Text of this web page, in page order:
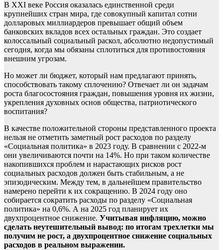
В XXI веке Россия оказалась единственной среди
крупнейших стран мира, где совокупный капитал сотни
долларовых миллиардеров превышает общий объем
банковских вкладов всех остальных граждан. Это создает
колоссальный социальный раскол, абсолютно недопустимый
сегодня, когда мы обязаны сплотиться для противостояния
внешним угрозам.
Но может ли бюджет, который нам предлагают принять,
способствовать такому сплочению? Отвечает ли он задачам
роста благосостояния граждан, повышения уровня их жизни,
укрепления духовных основ общества, патриотического
воспитания?
В качестве положительной стороны представленного проекта
нельзя не отметить заметный рост расходов по разделу
«Социальная политика» в 2023 году. В сравнении с 2022-м
они увеличиваются почти на 14%. Но при таком количестве
накопившихся проблем и нарастающих рисков рост
социальных расходов должен быть стабильным, а не
эпизодическим. Между тем, в дальнейшем правительство
намерено перейти к их сокращению. В 2024 году оно
собирается сократить расходы по разделу «Социальная
политика» на 0,6%. А на 2025 год планирует их
двухпроцентное снижение. Учитывая инфляцию, можно
сделать неутешительный вывод: по итогам трехлетки мы
получим не рост, а двухпроцентное снижение социальных
расходов в реальном выражении.